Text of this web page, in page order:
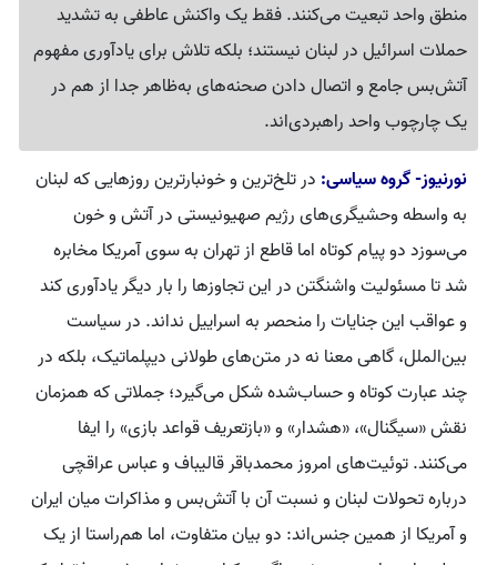
منطق واحد تبعیت می‌کنند. فقط یک واکنش عاطفی به تشدید
حملات اسرائیل در لبنان نیستند؛ بلکه تلاش برای یادآوری مفهوم
آتش‌بس جامع و اتصال دادن صحنه‌های به‌ظاهر جدا از هم در
یک چارچوب واحد راهبردی‌اند.
نورنیوز- گروه سیاسی: در تلخ‌ترین و خونبارترین روزهایی که لبنان
به واسطه وحشیگری‌های رژیم صهیونیستی در آتش و خون
می‌سوزد دو پیام کوتاه اما قاطع از تهران به سوی آمریکا مخابره
شد تا مسئولیت واشنگتن در این تجاوزها را بار دیگر یادآوری کند
و عواقب این جنایات را منحصر به اسراییل نداند. در سیاست
بین‌الملل، گاهی معنا نه در متن‌های طولانی دیپلماتیک، بلکه در
چند عبارت کوتاه و حساب‌شده شکل می‌گیرد؛ جملاتی که همزمان
نقش «سیگنال»، «هشدار» و «بازتعریف قواعد بازی» را ایفا
می‌کنند. توئیت‌های امروز محمدباقر قالیباف و عباس عراقچی
درباره تحولات لبنان و نسبت آن با آتش‌بس و مذاکرات میان ایران
و آمریکا از همین جنس‌اند: دو بیان متفاوت، اما هم‌راستا از یک